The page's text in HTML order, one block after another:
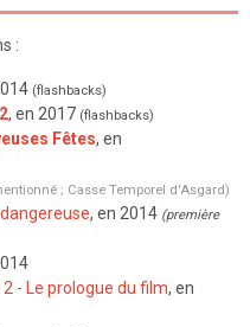
:
(flashbacks)
, en 2017 (flashbacks)
Fêtes, en
; Casse Temporel d'Asgard)
dangereuse, en 2014 (première
2 - Le prologue du film, en